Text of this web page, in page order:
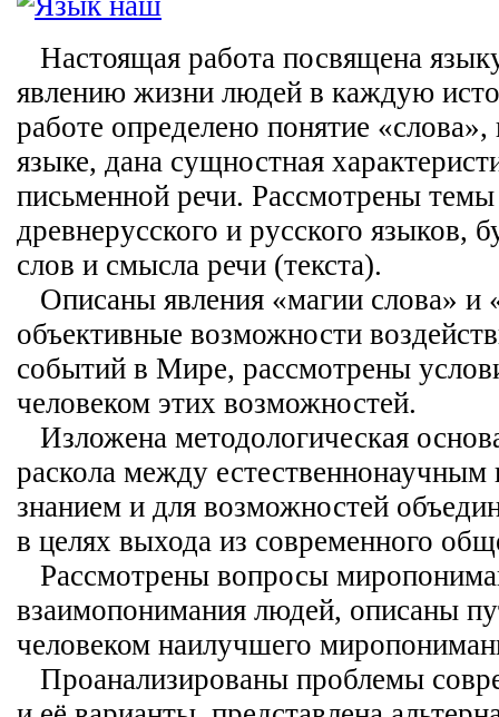
Настоящая работа посвящена
явлению жизни людей в каждую
работе определено понятие
языке, дана сущностная
письменной речи. Рассмотрены
древнерусского и русского языков,
слов и смысла речи (текста).
Описаны явления «магии слова» и
объективные возможности
событий в Мире, рассмотрены
человеком этих возможностей.
Изложена методологическая
раскола между
знанием и для возможностей
в целях выхода из современного
Рассмотрены вопросы
взаимопонимания людей, описаны
человеком наилучшего
Проанализированы проблемы